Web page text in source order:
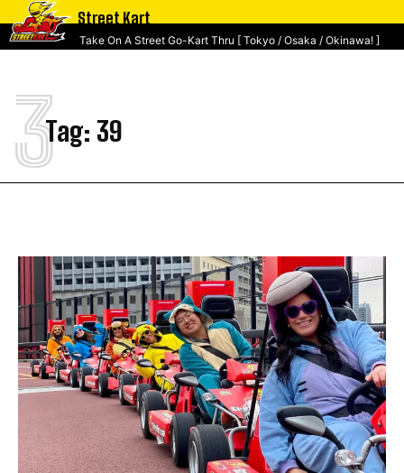
Street Kart
Take On A Street Go-Kart Thru [ Tokyo / Osaka / Okinawa! ]
Tag: 39
3